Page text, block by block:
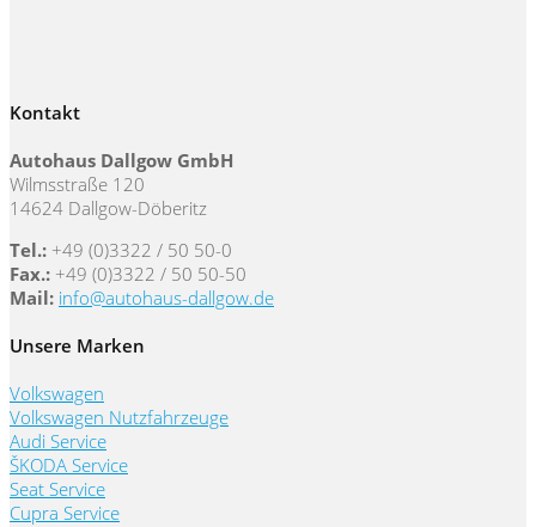
Kontakt
Autohaus Dallgow GmbH
Wilmsstraße 120
14624 Dallgow-Döberitz
Tel.: +49 (0)3322 / 50 50-0
Fax.: +49 (0)3322 / 50 50-50
Mail: info@autohaus-dallgow.de
Unsere Marken
Volkswagen
Volkswagen Nutzfahrzeuge
Audi Service
ŠKODA Service
Seat Service
Cupra Service